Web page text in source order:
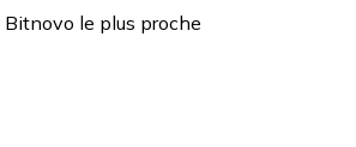
le plus proche